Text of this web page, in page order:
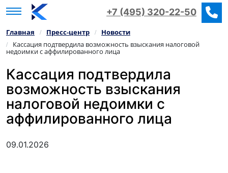
+7 (495) 320-22-50
Главная / Пресс‑центр / Новости
/ Кассация подтвердила возможность взыскания налоговой
недоимки с аффилированного лица
Кассация подтвердила
возможность взыскания
налоговой недоимки с
аффилированного лица
09.01.2026